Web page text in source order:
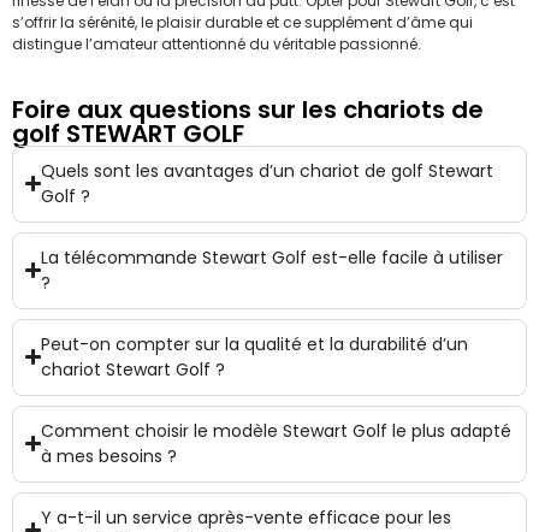
s’offrir la sérénité, le plaisir durable et ce supplément d’âme qui
distingue l’amateur attentionné du véritable passionné.
Foire aux questions sur les chariots de
golf STEWART GOLF
Quels sont les avantages d’un chariot de golf Stewart
Golf ?
La télécommande Stewart Golf est-elle facile à utiliser
?
Peut-on compter sur la qualité et la durabilité d’un
chariot Stewart Golf ?
Comment choisir le modèle Stewart Golf le plus adapté
à mes besoins ?
Y a-t-il un service après-vente efficace pour les